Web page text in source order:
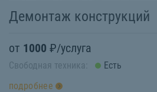
Демонтаж конструкций
от 1000 ₽/услуга
Свободная техника:
Есть
подробнее